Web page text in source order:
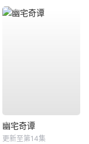
幽宅奇谭
更新至第14集